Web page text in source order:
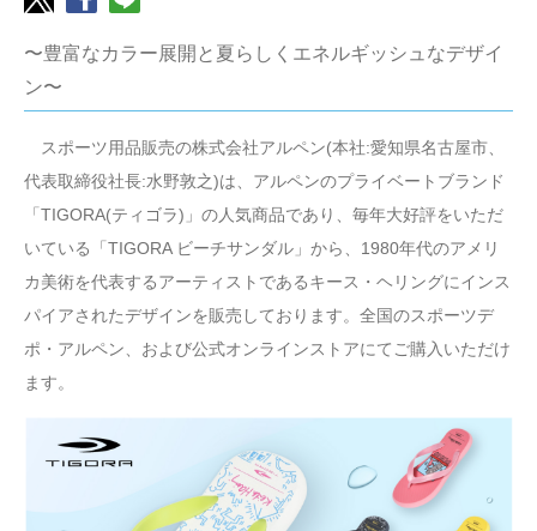
〜豊富なカラー展開と夏らしくエネルギッシュなデザイ
ン〜
スポーツ用品販売の株式会社アルペン(本社:愛知県名古屋市、
代表取締役社長:水野敦之)は、アルペンのプライベートブランド
「TIGORA(ティゴラ)」の人気商品であり、毎年大好評をいただ
いている「TIGORA ビーチサンダル」から、1980年代のアメリ
カ美術を代表するアーティストであるキース・ヘリングにインス
パイアされたデザインを販売しております。全国のスポーツデ
ポ・アルペン、および公式オンラインストアにてご購入いただけ
ます。